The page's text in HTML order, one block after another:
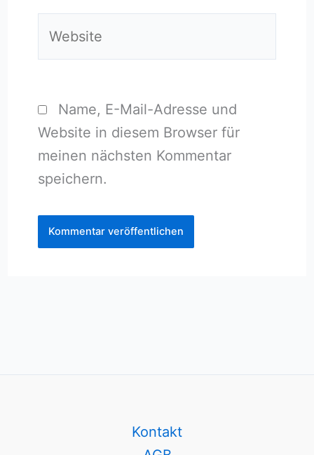
Name, E-Mail-Adresse und
Website in diesem Browser für
meinen nächsten Kommentar
speichern.
Kontakt